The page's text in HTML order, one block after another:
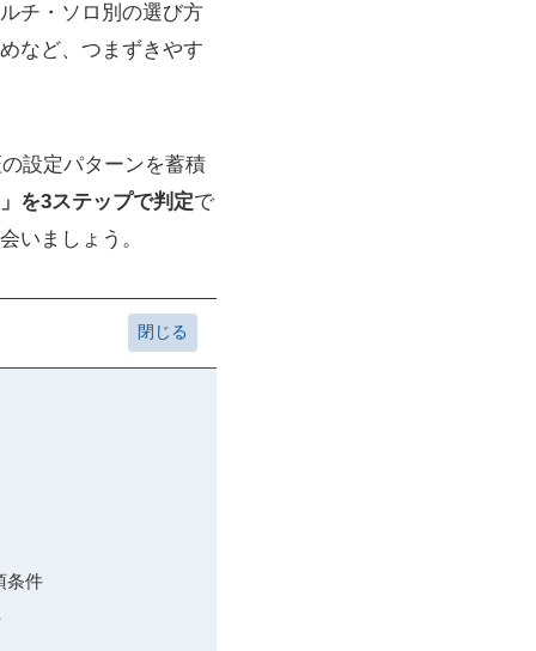
チ・ソロ別の選び方
など、つまずきやす
設定パターンを蓄積
を3ステップで判定で
いましょう。
条件